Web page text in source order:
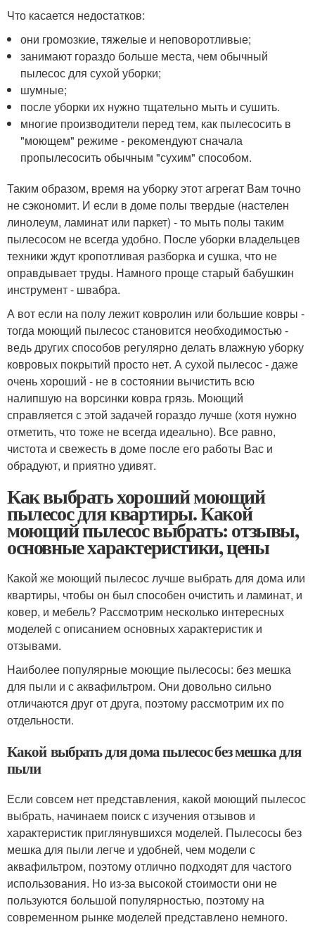
Что касается недостатков:
они громозкие, тяжелые и неповоротливые;
занимают гораздо больше места, чем обычный
пылесос для сухой уборки;
шумные;
после уборки их нужно тщательно мыть и сушить.
многие производители перед тем, как пылесосить в
"моющем" режиме - рекомендуют сначала
пропылесосить обычным "сухим" способом.
Таким образом, время на уборку этот агрегат Вам точно
не сэкономит. И если в доме полы твердые (настелен
линолеум, ламинат или паркет) - то мыть полы таким
пылесосом не всегда удобно. После уборки владельцев
техники ждут кропотливая разборка и сушка, что не
оправдывает труды. Намного проще старый бабушкин
инструмент - швабра.
А вот если на полу лежит ковролин или большие ковры -
тогда моющий пылесос становится необходимостью -
ведь других способов регулярно делать влажную уборку
ковровых покрытий просто нет. А сухой пылесос - даже
очень хороший - не в состоянии вычистить всю
налипшую на ворсинки ковра грязь. Моющий
справляется с этой задачей гораздо лучше (хотя нужно
отметить, что тоже не всегда идеально). Все равно,
чистота и свежесть в доме после его работы Вас и
обрадуют, и приятно удивят.
Как выбрать хороший моющий
пылесос для квартиры. Какой
моющий пылесос выбрать: отзывы,
основные характеристики, цены
Какой же моющий пылесос лучше выбрать для дома или
квартиры, чтобы он был способен очистить и ламинат, и
ковер, и мебель? Рассмотрим несколько интересных
моделей с описанием основных характеристик и
отзывами.
Наиболее популярные моющие пылесосы: без мешка
для пыли и с аквафильтром. Они довольно сильно
отличаются друг от друга, поэтому рассмотрим их по
отдельности.
Какой выбрать для дома пылесос без мешка для
пыли
Если совсем нет представления, какой моющий пылесос
выбрать, начинаем поиск с изучения отзывов и
характеристик приглянувшихся моделей. Пылесосы без
мешка для пыли легче и удобней, чем модели с
аквафильтром, поэтому отлично подходят для частого
использования. Но из-за высокой стоимости они не
пользуются большой популярностью, поэтому на
современном рынке моделей представлено немного.